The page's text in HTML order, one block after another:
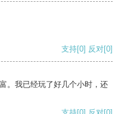
支持[0] 反对[0]
。我已经玩了好几个小时，还